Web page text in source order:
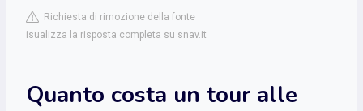
Richiesta di rimozione della fonte
isualizza la risposta completa su snav.it
Quanto costa un tour alle